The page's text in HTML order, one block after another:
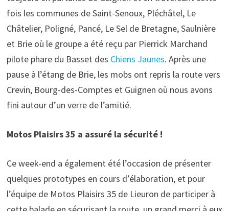
fois les communes de Saint-Senoux, Pléchâtel, Le
Châtelier, Poligné, Pancé, Le Sel de Bretagne, Saulnière
et Brie où le groupe a été reçu par Pierrick Marchand
pilote phare du Basset des Chiens Jaunes. Après une
pause à l’étang de Brie, les mobs ont repris la route vers
Crevin, Bourg-des-Comptes et Guignen où nous avons
fini autour d’un verre de l’amitié.
Motos Plaisirs 35 a assuré la sécurité !
Ce week-end a également été l’occasion de présenter
quelques prototypes en cours d’élaboration, et pour
l’équipe de Motos Plaisirs 35 de Lieuron de participer à